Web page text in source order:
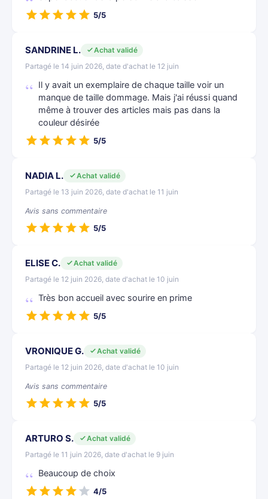
5/5
SANDRINE L.
Achat validé
Partagé le 14 juin 2026, date d'achat le 12 juin
Il y avait un exemplaire de chaque taille voir un
manque de taille dommage. Mais j'ai réussi quand
même à trouver des articles mais pas dans la
couleur désirée
5/5
NADIA L.
Achat validé
Partagé le 13 juin 2026, date d'achat le 11 juin
Avis sans commentaire
5/5
ELISE C.
Achat validé
Partagé le 12 juin 2026, date d'achat le 10 juin
Très bon accueil avec sourire en prime
5/5
VRONIQUE G.
Achat validé
Partagé le 12 juin 2026, date d'achat le 10 juin
Avis sans commentaire
5/5
ARTURO S.
Achat validé
Partagé le 11 juin 2026, date d'achat le 9 juin
Beaucoup de choix
4/5